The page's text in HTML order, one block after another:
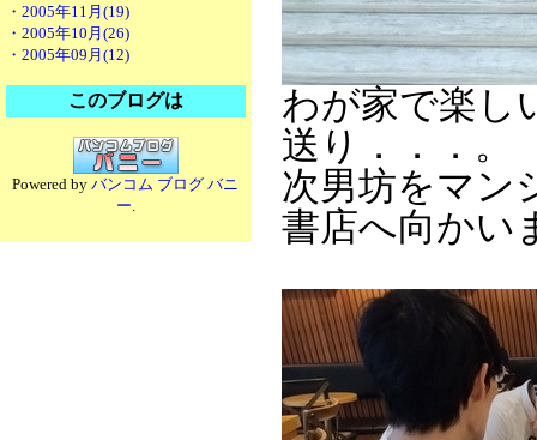
・2005年11月(19)
・2005年10月(26)
・2005年09月(12)
このブログは
Powered byバンコム ブログ バニ
ー.
わが家で楽し
送り．．．。
次男坊をマン
書店へ向かい